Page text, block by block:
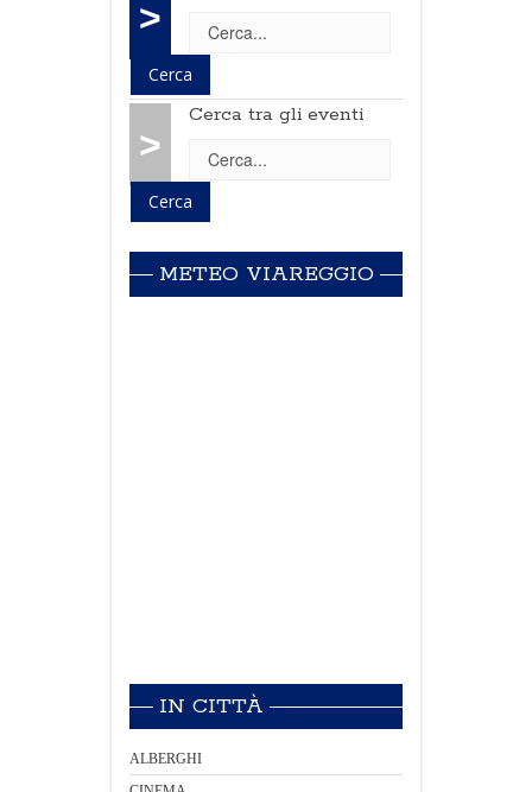
>
>
Cerca tra gli eventi
METEO VIAREGGIO
IN CITTÀ
ALBERGHI